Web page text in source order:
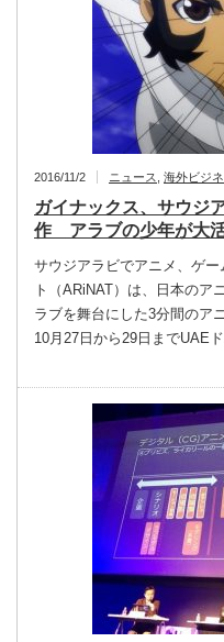
2016/11/2 ニュース 海外ビジネ
ガイナックス、サウジ
作 アラブの少年が大
サウジアラビでアニメ、ゲ
ト（ARiNAT）は、日本のア
ラブを舞台にした3分間のア
10月27日から29日までUAE